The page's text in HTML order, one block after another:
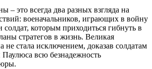
– это всегда два разных взгляда на
военачальников, играющих в войну
которым приходиться гибнуть в
стратегов в жизнь. Великая
не стала исключением, доказав солдатам
всю безнадежность